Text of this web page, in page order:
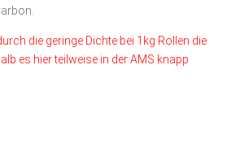
die geringe Dichte bei 1kg Rollen die
es hier teilweise in der AMS knapp